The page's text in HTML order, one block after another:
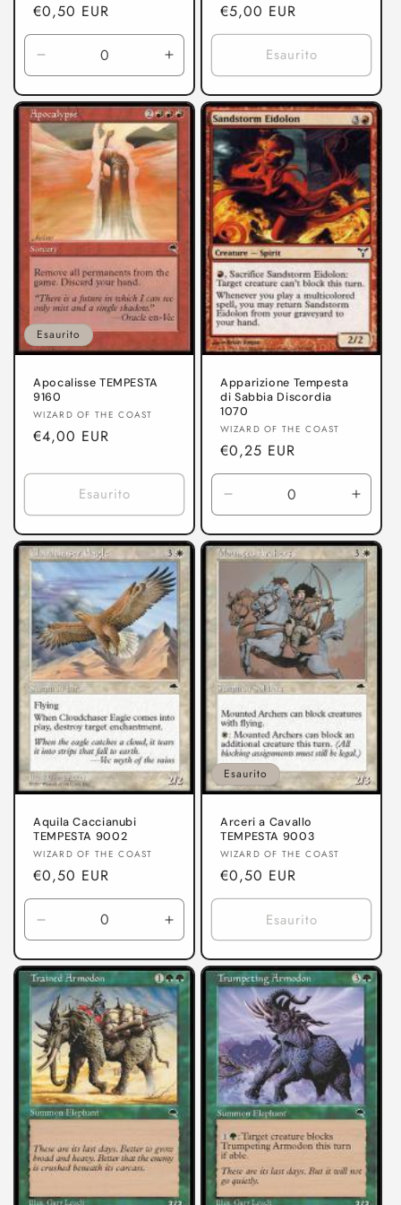
Prezzo
di
listino
€0,50 EUR
Diminuisci
quantità
per
TEMPESTA
Aumenta
quantità
per
TEMPESTA
Prezzo
di
€5,00 EUR
Esaurito
Esaurito
Apocalisse TEMPESTA
9160
Produttore:
WIZARD OF THE COAST
Prezzo
listino
€4,00 EUR
Esaurito
Apparizione Tempesta
di Sabbia Discordia
1070
Produttore:
WIZARD OF THE COAST
Prezzo
di
listino
€0,25 EUR
Diminuisci
quantità
per
Discordia
per
Aquila Caccianubi
TEMPESTA 9002
Produttore:
WIZARD OF THE COAST
Prezzo
di
listino
€0,50 EUR
Diminuisci
quantità
per
TEMPESTA
Aumenta
quantità
per
TEMPESTA
Esaurito
Arceri a Cavallo
TEMPESTA 9003
Produttore:
WIZARD OF THE COAST
Prezzo
di
€0,50 EUR
Esaurito